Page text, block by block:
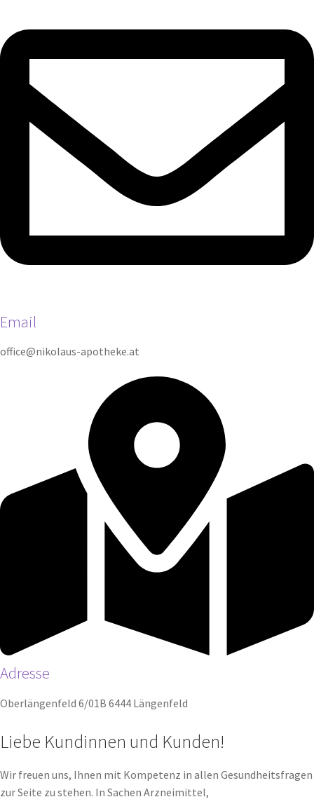
Email
office@nikolaus-apotheke.at
Adresse
Oberlängenfeld 6/01B 6444 Längenfeld
Liebe Kundinnen und Kunden!
Wir freuen uns, Ihnen mit Kompetenz in allen Gesundheitsfragen
zur Seite zu stehen. In Sachen Arzneimittel,